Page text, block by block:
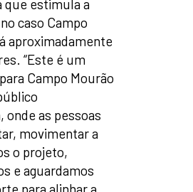
que estimula a
caso Campo
aproximadamente
“Este é um
Campo Mourão
onde as pessoas
movimentar a
o projeto,
e aguardamos